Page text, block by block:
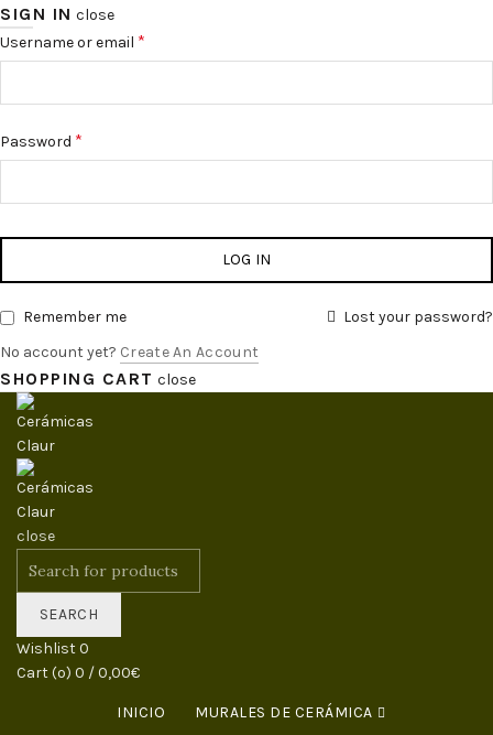
SIGN IN close
Username or email *
Password *
LOG IN
Lost your password?
Remember me
No account yet? Create An Account
SHOPPING CART close
close
SEARCH
Wishlist0
Cart (o) 0 /0,00€
INICIO MURALES DE CERÁMICA